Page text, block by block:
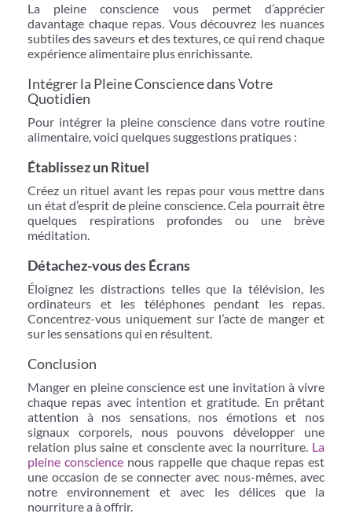
La pleine conscience vous permet d’apprécier
davantage chaque repas. Vous découvrez les nuances
subtiles des saveurs et des textures, ce qui rend chaque
expérience alimentaire plus enrichissante.
Intégrer la Pleine Conscience dans Votre
Quotidien
Pour intégrer la pleine conscience dans votre routine
alimentaire, voici quelques suggestions pratiques :
Établissez un Rituel
Créez un rituel avant les repas pour vous mettre dans
un état d’esprit de pleine conscience. Cela pourrait être
quelques respirations profondes ou une brève
méditation.
Détachez-vous des Écrans
Éloignez les distractions telles que la télévision, les
ordinateurs et les téléphones pendant les repas.
Concentrez-vous uniquement sur l’acte de manger et
sur les sensations qui en résultent.
Conclusion
Manger en pleine conscience est une invitation à vivre
chaque repas avec intention et gratitude. En prêtant
attention à nos sensations, nos émotions et nos
signaux corporels, nous pouvons développer une
relation plus saine et consciente avec la nourriture. La
pleine conscience nous rappelle que chaque repas est
une occasion de se connecter avec nous-mêmes, avec
notre environnement et avec les délices que la
nourriture a à offrir.